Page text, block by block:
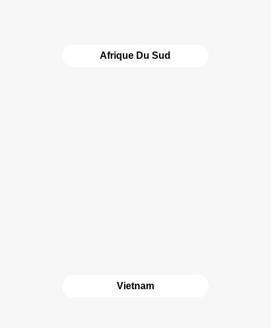
Afrique Du Sud
Vietnam